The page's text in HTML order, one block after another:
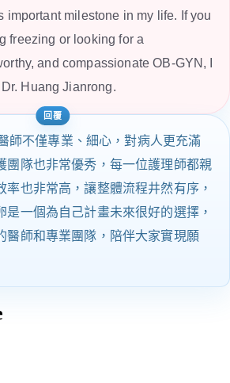
important milestone in my life. If you
freezing or looking for a
and compassionate OB-GYN, I
Huang Jianrong.
師不僅專業、細心，對病人更充滿
團隊也非常優秀，每一位護理師都親
率也非常高，讓整體流程井然有序，
是一個為自己計畫未來很好的選擇，
醫師和專業團隊，陪伴大家實現願